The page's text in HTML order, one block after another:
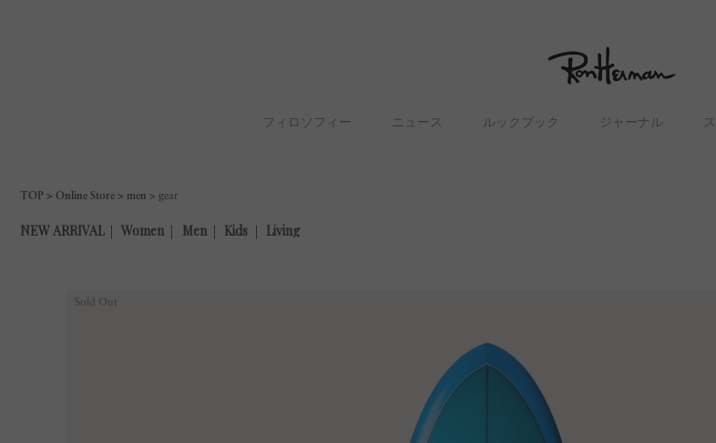
フィロソフィー ニュース ルックブック ジャーナル
TOP Online Store men gear
Sold Out